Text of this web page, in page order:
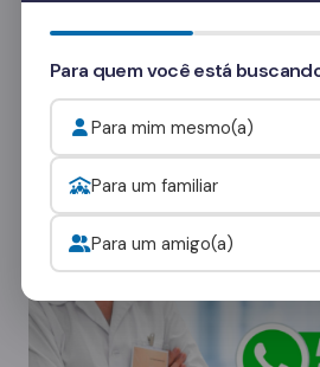
Quer saber mais? Fale com
consultorese veja como
Onde procurar ajuda
Para quem você está
Para mim mesmo(a)
Para um familiar
Para um amigo(a)